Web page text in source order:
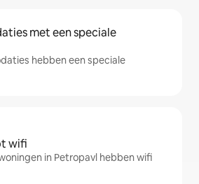
met een speciale
hebben een speciale
wifi
in Petropavl hebben wifi